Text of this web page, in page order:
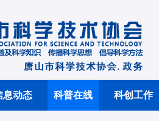
息动态 科普在线 科创工作